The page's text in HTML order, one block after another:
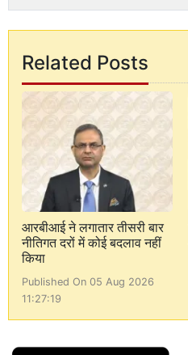
Related Posts
आरबीआई ने लगातार तीसरी बार
नीतिगत दरों में कोई बदलाव नहीं
किया
Published On 05 Aug 2026
11:27:19